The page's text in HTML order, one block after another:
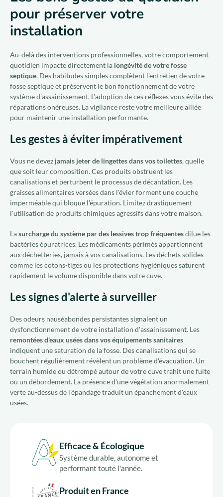
pour préserver votre
installation
Au-delà des interventions professionnelles, votre comportement
quotidien impacte directement la longévité de votre fosse
septique. Des habitudes simples complètent l'entretien de votre
fosse septique et préservent le bon fonctionnement de votre
système d'assainissement. L'adoption de ces réflexes vous évite des
réparations onéreuses. La vigilance reste votre meilleure alliée
pour maintenir une installation performante.
Les gestes à éviter impérativement
Vous ne devez jamais jeter de lingettes dans vos toilettes, quelle
que soit leur composition. Ces produits obstruent les
canalisations et perturbent le processus de décantation. Les
graisses alimentaires versées dans l'évier forment une couche
imperméable qui bloque l'épuration. Limitez drastiquement
l'utilisation de produits chimiques agressifs dans votre maison.
Lasurcharge du système par des lessives trop fréquentesdilue les
bactéries épuratrices. Les médicaments périmés appartiennent
aux déchetteries, jamais à vos canalisations. Les déchets solides
comme les cotons-tiges ou les protections hygiéniques saturent
rapidement le volume disponible dans votre cuve.
Les signes d'alerte à surveiller
Des odeurs nauséabondes persistantes signalent un
dysfonctionnement de votre installation d'assainissement. Les
remontées d'eaux usées dans vos équipements sanitaires
indiquent une saturation de la fosse. Des canalisations qui se
bouchent régulièrement révèlent un problème d'évacuation. Un
terrain humide ou détrempé autour de votre cuve trahit une fuite
ou un débordement. La présence d'une végétation anormalement
verte au-dessus de l'épandage traduit un épanchement d'eaux
usées.
Efficace & Écologique
Système durable, autonome et
performant toute l'année.
Produit en France